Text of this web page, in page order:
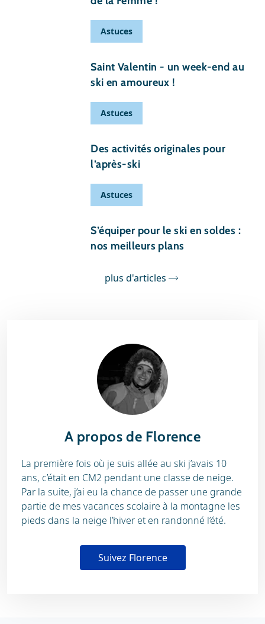
Astuces
Saint Valentin - un week-end au
ski en amoureux !
Astuces
Des activités originales pour
l’après-ski
Astuces
S’équiper pour le ski en soldes :
nos meilleurs plans
plus d'articles
A propos de Florence
La première fois où je suis allée au ski j’avais 10
ans, c’était en CM2 pendant une classe de neige.
Par la suite, j’ai eu la chance de passer une grande
partie de mes vacances scolaire à la montagne les
pieds dans la neige l’hiver et en randonné l’été.
Suivez Florence